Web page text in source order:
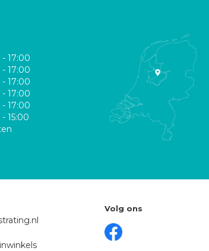
17:00
17:00
17:00
17:00
17:00
15:00
Volg ons